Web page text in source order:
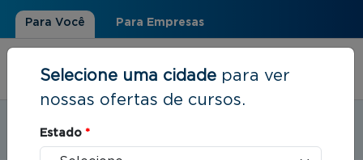
Para Você Para Empresas
Estudar em:Belém, PA
Selecione uma cidade para ver
nossas ofertas de cursos.
Estado *